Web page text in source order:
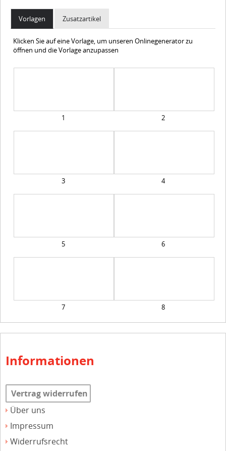
Vorlagen Zusatzartikel
Klicken Sie auf eine Vorlage, um unseren Onlinegenerator zu
öffnen und die Vorlage anzupassen
1 2
3 4
5 6
7 8
Informationen
Vertrag widerrufen
Über uns
Impressum
Widerrufsrecht